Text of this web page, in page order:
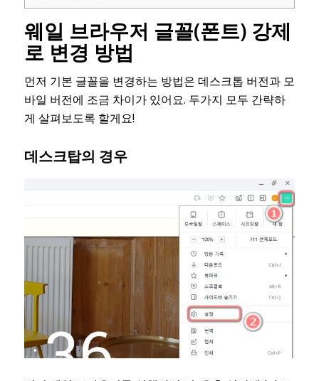
웨일 브라우저 글꼴(폰트) 강제
로 변경 방법
먼저 기본 글꼴을 변경하는 방법은 데스크톱 버전과 모
바일 버전에 조금 차이가 있어요. 두가지 모두 간략하
게 살펴보도록 할게요!
데스크탑의 경우